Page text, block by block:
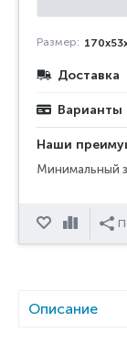
Размер:
Доставка
Варианты
Наши
Минимальный
Отложить
Описание